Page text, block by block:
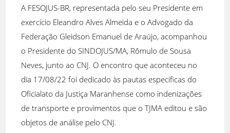
A FESOJUS-BR, representada pelo seu Presidente em
exercício Eleandro Alves Almeida e o Advogado da
Federação Gleidson Emanuel de Araújo, acompanhou
o Presidente do SINDOJUS/MA, Rômulo de Sousa
Neves, junto ao CNJ. O encontro que aconteceu no
dia 17/08/22 foi dedicado às pautas específicas do
Oficialato da Justiça Maranhense como indenizações
de transporte e provimentos que o TJMA editou e são
objetos de análise pelo CNJ.